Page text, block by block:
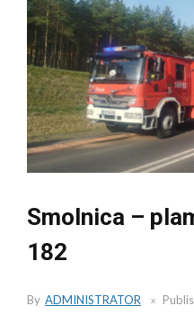
Smolnica –
182
By ADMINISTRATOR